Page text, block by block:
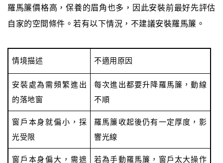
羅馬簾價格高，保養的眉角也多，因此安裝前最好先評估
自家的空間條件。若有以下情況，不建議安裝羅馬簾。
情境描述 不適用原因
安裝處為需頻繁進出
的落地窗
每次進出都要升降羅馬簾，動線
不順
窗戶本身就偏小，採
光受限
羅馬簾收起後仍有一定厚度，影
響光線
窗戶本身偏大，需遮
若為手動羅馬簾，窗戶太大操作